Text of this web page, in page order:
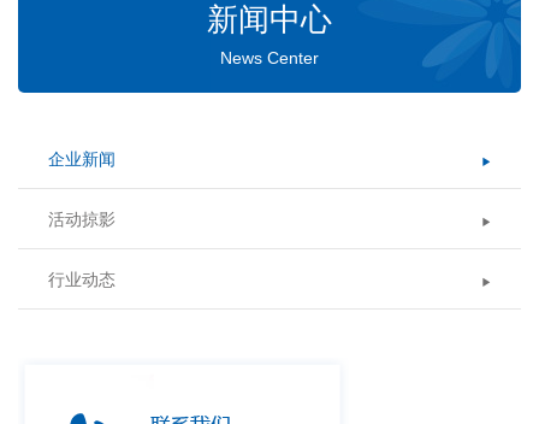
新闻中心
News Center
企业新闻
活动掠影
行业动态